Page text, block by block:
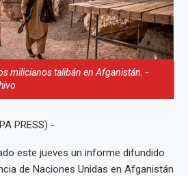
milicianos talibán en Afganistán. -
PRESS) -
este jueves un informe difundido
de Naciones Unidas en Afganistán